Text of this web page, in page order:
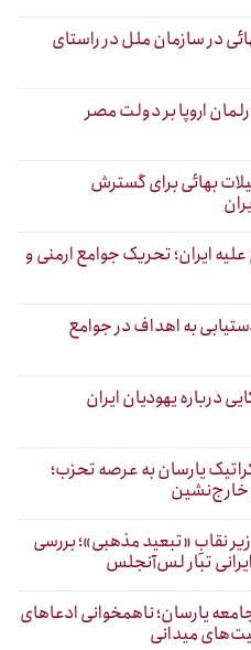
در سازمان ملل در راستای
اروپا بر دولت مصر
بهائی برای گسترش
علیه ایران؛ تحریک جوامع ارمنی و
به اهداف در جوامع
درباره یهودیان ایران
یارسان به عرصه تحزب؛
خارج‌نشین
نقابِ «تبعید مذهبی»؛ بررسی
تبار لس‌آنجلس
یارسان؛ ناهمخوانی ادعاهای
میدانی